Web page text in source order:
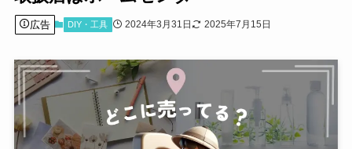
広告 DIY・工具 2024年3月31日 2025年7月15日